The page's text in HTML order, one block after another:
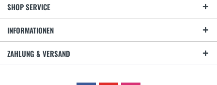
SHOP SERVICE
INFORMATIONEN
ZAHLUNG & VERSAND